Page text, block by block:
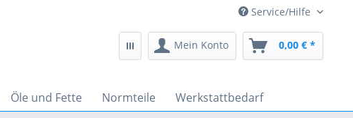
Service/Hilfe
Mein Konto 0,00 € *
Öle und Fette Normteile Werkstattbedarf